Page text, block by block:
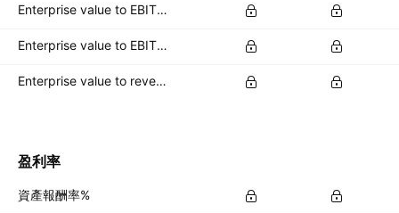
Enterprise value to EBITDA forward
Enterprise value to EBIT forward
Enterprise value to revenue forward
盈利率
資產報酬率%